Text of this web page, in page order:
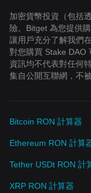
加密貨幣投資（包括
險。Bitget 為您提供
讓用戶充分了解我們
對您購買 Stake DAO
資訊均不代表對任何
集自公開互聯網，不
Bitcoin RON 計算器
Ethereum RON 計算
Tether USDt RON 計
XRP RON 計算器